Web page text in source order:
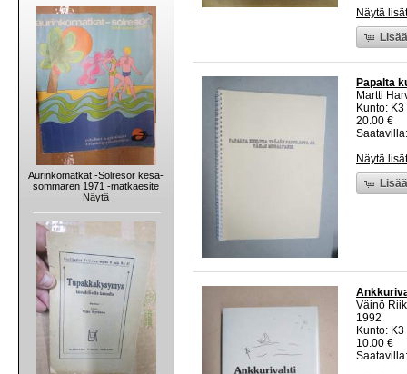
Aurinkomatkat -Solresor kesä-
sommaren 1971 -matkaesite
Näytä
Näytä
Papalta
Martti
Kunto:
20.00 €
Näytä
Väinö
1992
Kunto:
10.00 €